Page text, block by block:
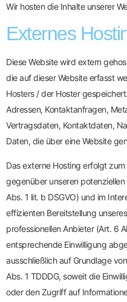
Wir hosten die Inhalte unserer
Externes
Diese Website wird extern
die auf dieser Website erfasst
Hosters / der Hoster
Adressen, Kontaktanfragen,
Vertragsdaten, Kontaktdaten,
Daten, die über eine Website
Das externe Hosting erfolgt
gegenüber unseren
Abs. 1 lit. b DSGVO) und im
effizienten Bereitstellung
professionellen Anbieter (Art. 6
entsprechende Einwilligung
ausschließlich auf Grundlage
Abs. 1 TDDDG, soweit die
oder den Zugriff auf